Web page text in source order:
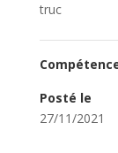
truc
Posté le
27/11/2021